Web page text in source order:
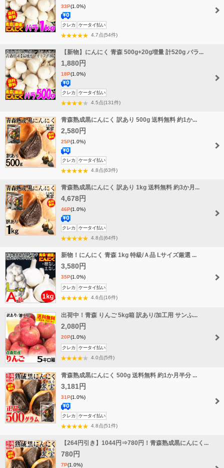
33P(1.0%)
送
料
料
クレカ ケータイ払い
4.7点(54件)
【新物】にんにく 青森 500g+20g増量 計520g バラ...
1,880円
18P(1.0%)
送
料
料
クレカ ケータイ払い
4.5点(131件)
青森熟成黒にんにく 訳あり 500g 送料無料 約1か...
2,580円
25P(1.0%)
送
料
料
クレカ ケータイ払い
4.8点(63件)
青森熟成黒にんにく 訳あり 1kg 送料無料 約3か月...
4,678円
46P(1.0%)
送
料
料
クレカ ケータイ払い
4.8点(64件)
新物！にんにく 青森 1kg 特級/Ａ品 Lサイズ厳選 ...
3,580円
35P(1.0%)
クレカ ケータイ払い
4.6点(16件)
出荷中！青森 りんご 5kg箱 訳あり/加工用 サンふ...
2,080円
20P(1.0%)
クレカ ケータイ払い
4.0点(5件)
青森熟成黒にんにく 500g 送料無料 約1か月半分 ...
3,181円
31P(1.0%)
送
料
料
クレカ ケータイ払い
4.8点(51件)
【264円引き】1044円⇒780円！青森熟成黒にんにく...
780円
7P(1.0%)